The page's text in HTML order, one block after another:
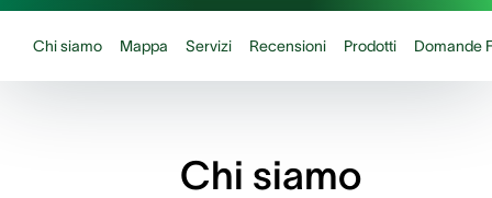
Chi siamo Mappa Servizi Recensioni Prodotti Domande
Chi siamo